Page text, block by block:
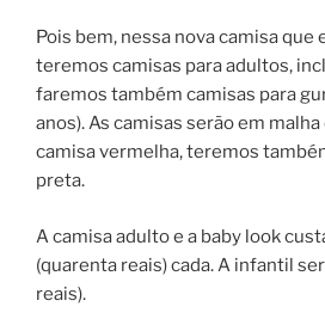
Pois bem, nessa nova camisa
teremos camisas para adultos,
faremos também camisas para
anos). As camisas serão em
camisa vermelha, teremos
preta.
A camisa adulto e a baby look
(quarenta reais) cada. A infantil
reais).